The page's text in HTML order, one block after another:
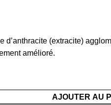
d’anthracite (extracite)
amélioré.
AJOUTER AU